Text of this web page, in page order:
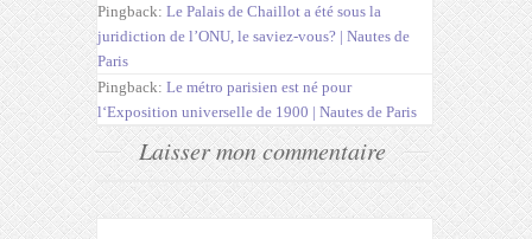
Pingback: Le Palais de Chaillot a été sous la
juridiction de l’ONU, le saviez-vous? | Nautes de
Paris
Pingback: Le métro parisien est né pour
l‘Exposition universelle de 1900 | Nautes de Paris
Laisser mon commentaire